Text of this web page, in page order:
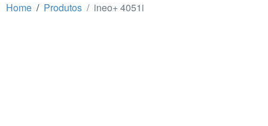
Home Produtos ineo+ 4051i